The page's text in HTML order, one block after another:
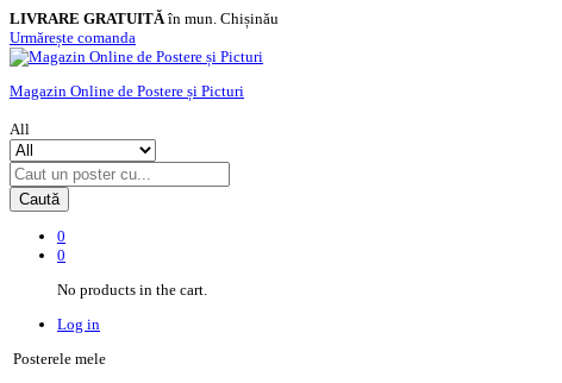
LIVRARE GRATUITĂîn mun. Chișinău
Urmărește comanda
Magazin Online de Postere și Picturi
All
Caută
0
0
No products in the cart.
Log in
Posterele mele